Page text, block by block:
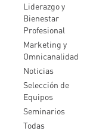
Liderazgo y
Bienestar
Profesional
Marketing y
Omnicanalidad
Noticias
Selección de
Equipos
Seminarios
Todas